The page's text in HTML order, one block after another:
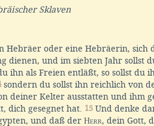
Sklaven
Hebräer oder eine Hebräerin, sich
dienen, und im siebten Jahr sollst
ihn als Freien entläßt, so sollst du
sondern du sollst ihn reichlich von
deiner Kelter ausstatten und ihm
dich gesegnet hat. 15 Und denke
und daß der Herr, dein Gott,